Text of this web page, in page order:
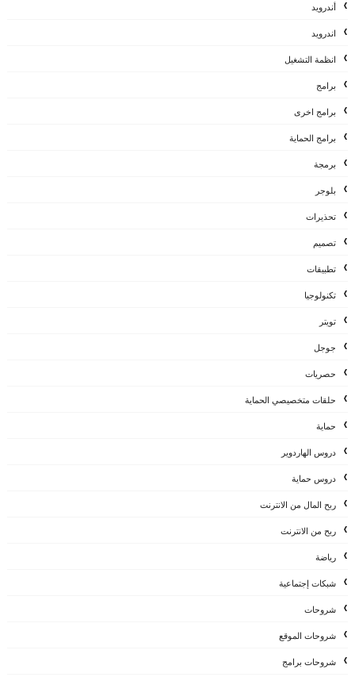
أندرويد
اندرويد
انظمة التشغيل
برامج
برامج اخرى
برامج الحماية
برمجة
بلوجر
تحذيرات
تصميم
تطبيقات
تكنولوجيا
تويتر
جوجل
حصريات
حلقات متخصيصي الحماية
حماية
دروس الهاردوير
دروس حماية
ربح المال من الانترنت
ربح من الانترنت
رياضة
شبكات إجتماعية
شروحات
شروحات الموقع
شروحات برامج